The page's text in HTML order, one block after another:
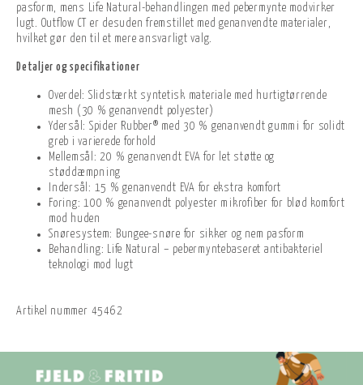
pasform, mens Life Natural-behandlingen med pebermynte modvirker
lugt. Outflow CT er desuden fremstillet med genanvendte materialer,
hvilket gør den til et mere ansvarligt valg.
Detaljer og specifikationer
Overdel: Slidstærkt syntetisk materiale med hurtigtørrende
mesh (30 % genanvendt polyester)
Ydersål: Spider Rubber® med 30 % genanvendt gummi for solidt
greb i varierede forhold
Mellemsål: 20 % genanvendt EVA for let støtte og
støddæmpning
Indersål: 15 % genanvendt EVA for ekstra komfort
Foring: 100 % genanvendt polyester mikrofiber for blød komfort
mod huden
Snøresystem: Bungee-snøre for sikker og nem pasform
Behandling: Life Natural – pebermyntebaseret antibakteriel
teknologi mod lugt
Artikel nummer 45462